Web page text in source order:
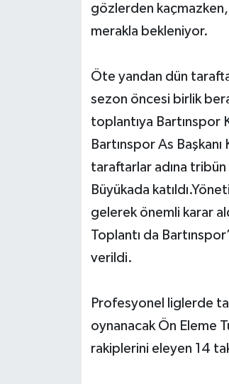
gözlerden
merakla bekleniyor.
Öte yandan dün
sezon öncesi birlik
toplantıya Bartınspor
Bartınspor As
taraftarlar adına
Büyükada
gelerek önemli karar
Toplantı da
verildi.
Profesyonel liglerde
oynanacak Ön Eleme
rakiplerini eleyen 14